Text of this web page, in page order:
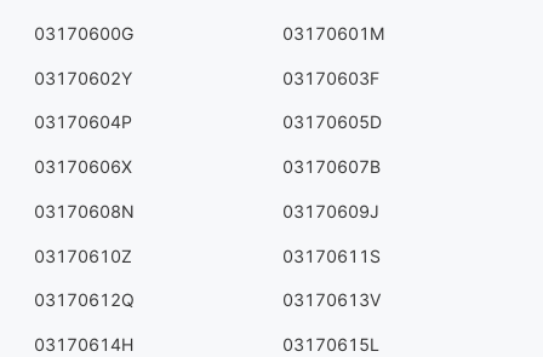
03170600G 03170601M
03170602Y 03170603F
03170604P 03170605D
03170606X 03170607B
03170608N 03170609J
03170610Z 03170611S
03170612Q 03170613V
03170614H 03170615L